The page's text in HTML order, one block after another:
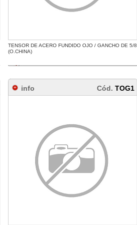
TENSOR DE ACERO FUNDIDO OJO / GANCHO DE 5/8
(O.CHINA)
info Cód.TOG1